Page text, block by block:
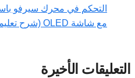
التحكم في محرك سيرفو
مع شاشة OLED (شرح تعليمي)
التعليقات الأخيرة